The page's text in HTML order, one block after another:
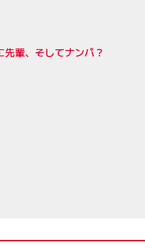
輩、そしてナンパ？